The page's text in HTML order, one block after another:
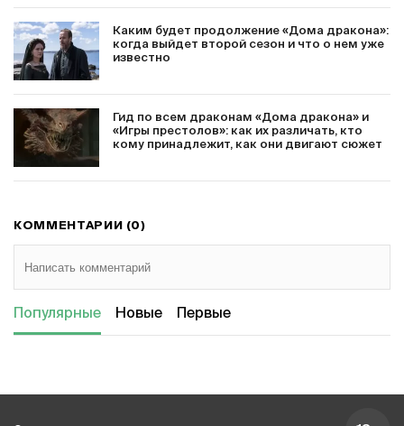
Каким будет продолжение «Дома дракона»:
когда выйдет второй сезон и что о нем уже
известно
Гид по всем драконам «Дома дракона» и
«Игры престолов»: как их различать, кто
кому принадлежит, как они двигают сюжет
КОММЕНТАРИИ (0)
Популярные Новые Первые